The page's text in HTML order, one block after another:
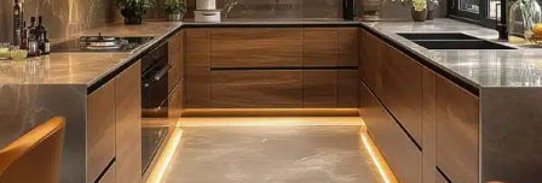
اجتماعي دافئ
في عالم التصميم الداخلي الحديث، لم يعد المطبخ مجرد غرفة مغلقة
لإعداد الطعام. لقد تحول ليصبح قلب المنزل النابض بالحياة، ومركزه
الاجتماعي، ومسرحاً للإبداع واللقاءات العائلية. في مصر، ومع انتشار
تصميمات المطابخ المفتوحة على غرف المعيشة، ازدادت أهمية هذا